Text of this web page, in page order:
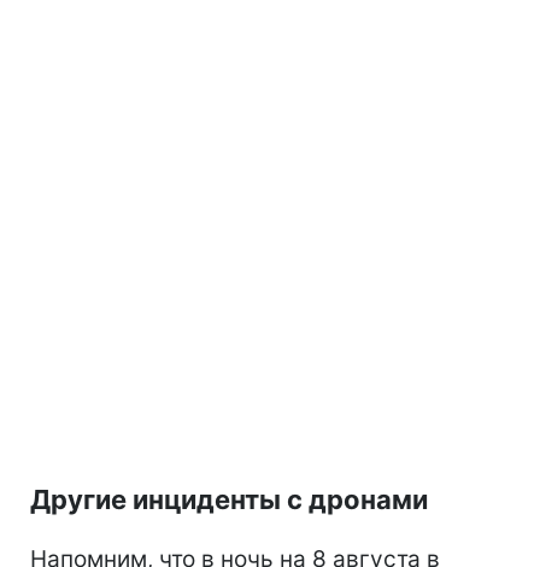
Другие инциденты с дронами
Напомним, что в ночь на 8 августа в